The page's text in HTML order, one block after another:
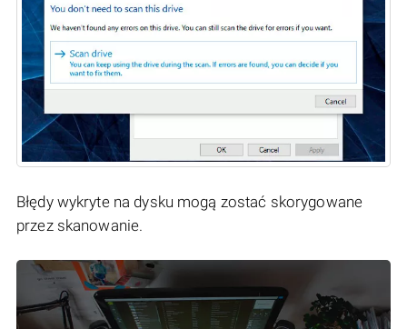
Błędy wykryte na dysku mogą zostać skorygowane
przez skanowanie.